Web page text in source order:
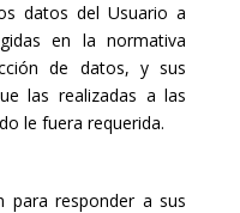
datos del Usuario a
en la normativa
de datos, y sus
las realizadas a las
le fuera requerida.
para responder a sus